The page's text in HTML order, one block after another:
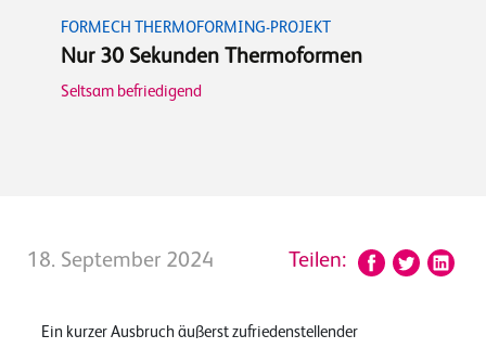
FORMECH THERMOFORMING-PROJEKT
Nur 30 Sekunden Thermoformen
Seltsam befriedigend
18. September 2024 Teilen:
Ein kurzer Ausbruch äußerst zufriedenstellender